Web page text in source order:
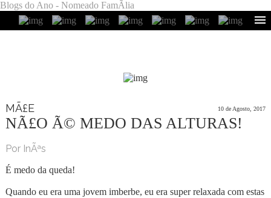
Blogs do Ano - Nomeado FamÃ­lia
MÃ£E 10 de Agosto, 2017
NÃ£O Ã© MEDO DAS ALTURAS!
Por InÃªs
É medo da queda!
Quando eu era uma jovem imberbe, eu era super relaxada com estas